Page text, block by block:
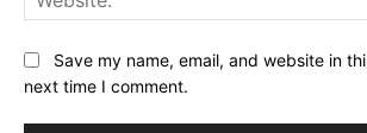
Save my name, email, and website in
next time I comment.